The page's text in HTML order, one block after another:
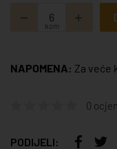
kom
NAPOMENA: Za veće
0
PODIJELI: